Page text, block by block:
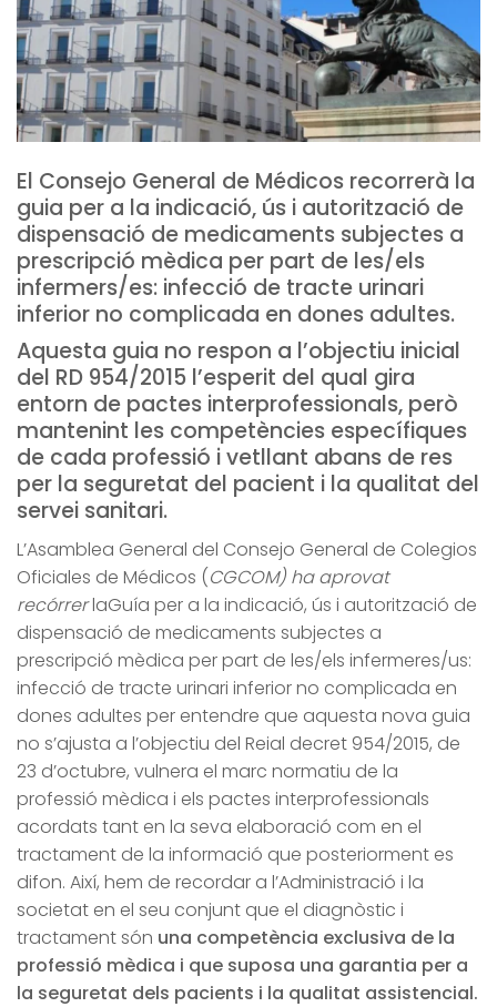
El Consejo General de Médicos recorrerà la
guia per a la indicació, ús i autorització de
dispensació de medicaments subjectes a
prescripció mèdica per part de les/els
infermers/es: infecció de tracte urinari
inferior no complicada en dones adultes.
Aquesta guia no respon a l’objectiu inicial
del RD 954/2015 l’esperit del qual gira
entorn de pactes interprofessionals, però
mantenint les competències específiques
de cada professió i vetllant abans de res
per la seguretat del pacient i la qualitat del
servei sanitari.
L’Asamblea General del Consejo General de Colegios
Oficiales de Médicos (CGCOM) ha aprovat
recórrerlaGuía per a la indicació, ús i autorització de
dispensació de medicaments subjectes a
prescripció mèdica per part de les/els infermeres/us:
infecció de tracte urinari inferior no complicada en
dones adultes per entendre que aquesta nova guia
no s’ajusta a l’objectiu del Reial decret 954/2015, de
23 d’octubre, vulnera el marc normatiu de la
professió mèdica i els pactes interprofessionals
acordats tant en la seva elaboració com en el
tractament de la informació que posteriorment es
difon. Així, hem de recordar a l’Administració i la
societat en el seu conjunt que el diagnòstic i
tractament són una competència exclusiva de la
professió mèdica i que suposa una garantia per a
la seguretat dels pacients i la qualitat assistencial.